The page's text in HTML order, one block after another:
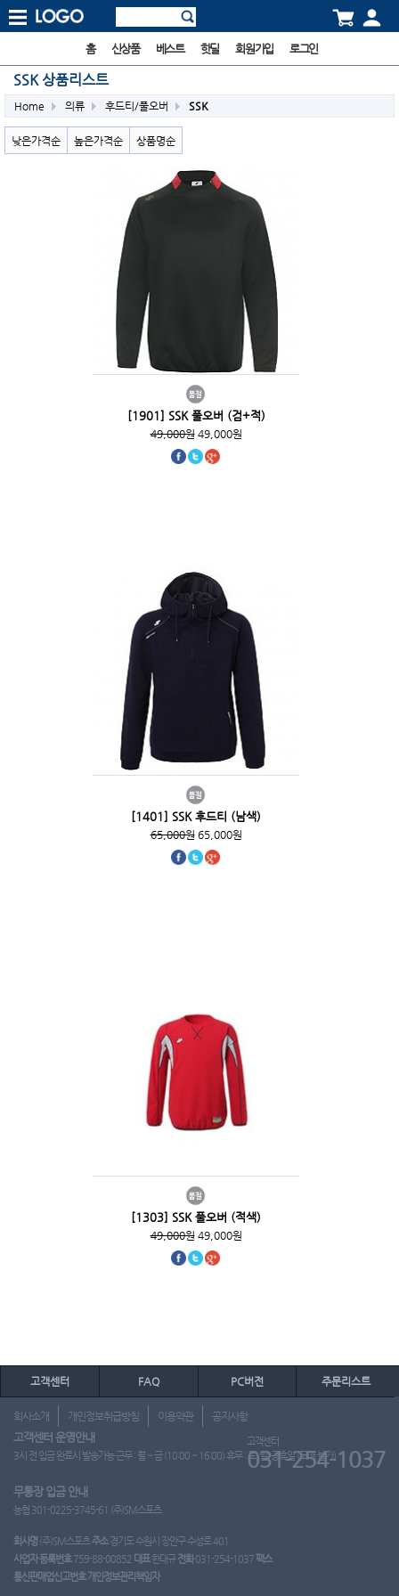
홈 신상품 베스트 핫딜 회원가입 로그인
SSK 상품리스트
Home 의류 후드티/풀오버 SSK
낮은가격순 높은가격순 상품명순
[1901] SSK 풀오버 (검+적)
49,000원49,000원
[1401] SSK 후드티 (남색)
65,000원65,000원
[1303] SSK 풀오버 (적색)
49,000원49,000원
고객센터 FAQ PC버전 주문리스트
회사소개 개인정보취급방침 이용약관 공지사항
고객센터 운영안내
3시 전 입금 완료시 발송가능 근무 : 월 ~ 금 (10:00 ~ 16:00) 휴무 : 토, 일, 공휴일 (도매 불가)
고객센터
031-254-1037
무통장 입금 안내
농협 301-0225-3745-61 (주)SM스포츠
회사명 (주)SM스포츠주소경기도 수원시 장안구 수성로 401
사업자 등록번호759-88-00852 대표한대규 전화031-254-1037팩스
통신판매업신고번호 개인정보관리책임자